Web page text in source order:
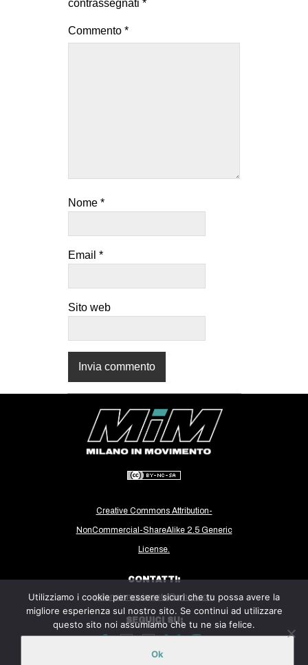
contrassegnati *
Commento *
Nome *
Email *
Sito web
Creative Commons Attribution-
NonCommercial-ShareAlike 2.5 Generic
License.
CONTATTI:
milanoinmovimento@gmail.com
SEGUICI SU:
Utilizziamo i cookie per essere sicuri che tu possa avere la
migliore esperienza sul nostro sito. Se continui ad utilizzare
questo sito noi assumiamo che tu ne sia felice.
Ok